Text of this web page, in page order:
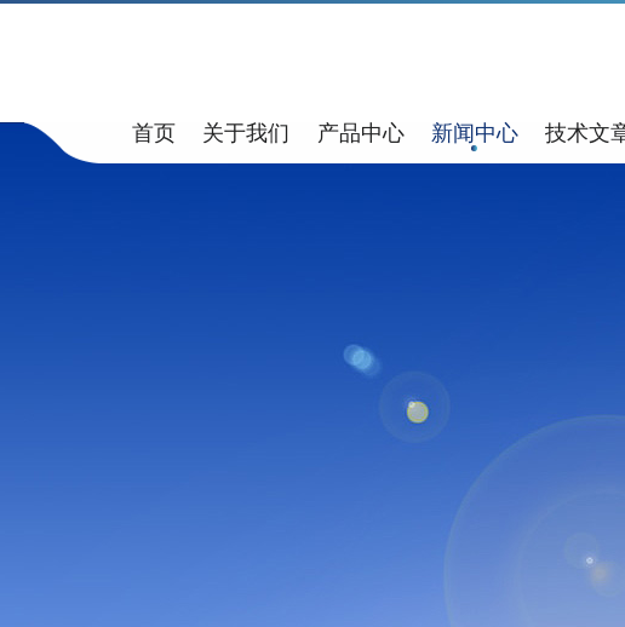
首页 关于我们 产品中心 新闻中心 技术文